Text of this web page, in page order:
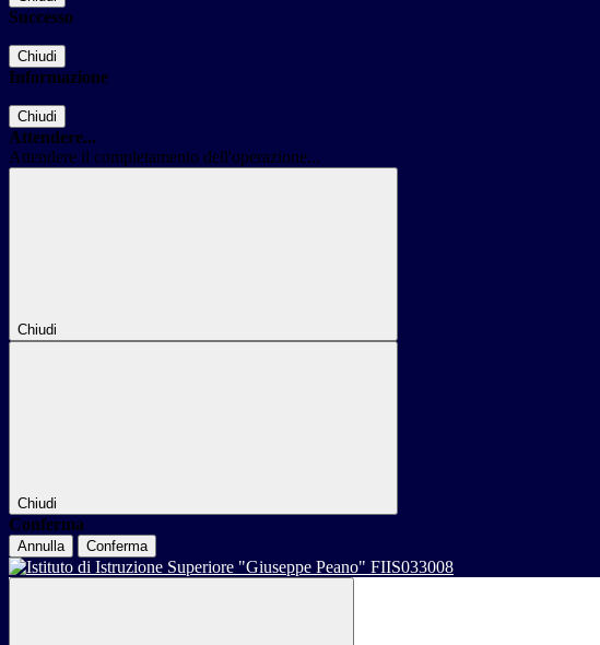
Successo
Chiudi
Informazione
Chiudi
Attendere...
Attendere il completamento dell'operazione...
Chiudi
Chiudi
Conferma
Annulla Conferma